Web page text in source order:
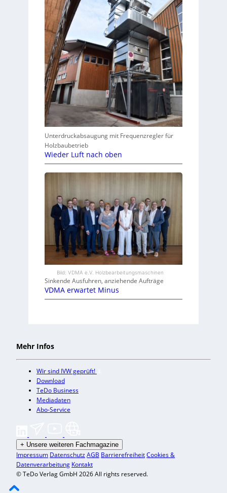
Unterdruckabsaugung mit Frequenzregler für
Holzbaubetrieb
Wieder Luft nach oben
Bild: VDMA e.V. Holzbearbeitungsmaschinen
Sinkende Ausfuhren, anziehende Aufträge
VDMA erwartet Minus
Mehr Infos
Wir sind IVW geprüft!
Download
TeDo Business
Mediadaten
Abo-Service
+ Unsere weiteren Fachmagazine
Impressum DatenschutzAGB BarrierefreiheitCookies &
Datenverarbeitung Kontakt
© TeDo Verlag GmbH 2026 All rights reserved.